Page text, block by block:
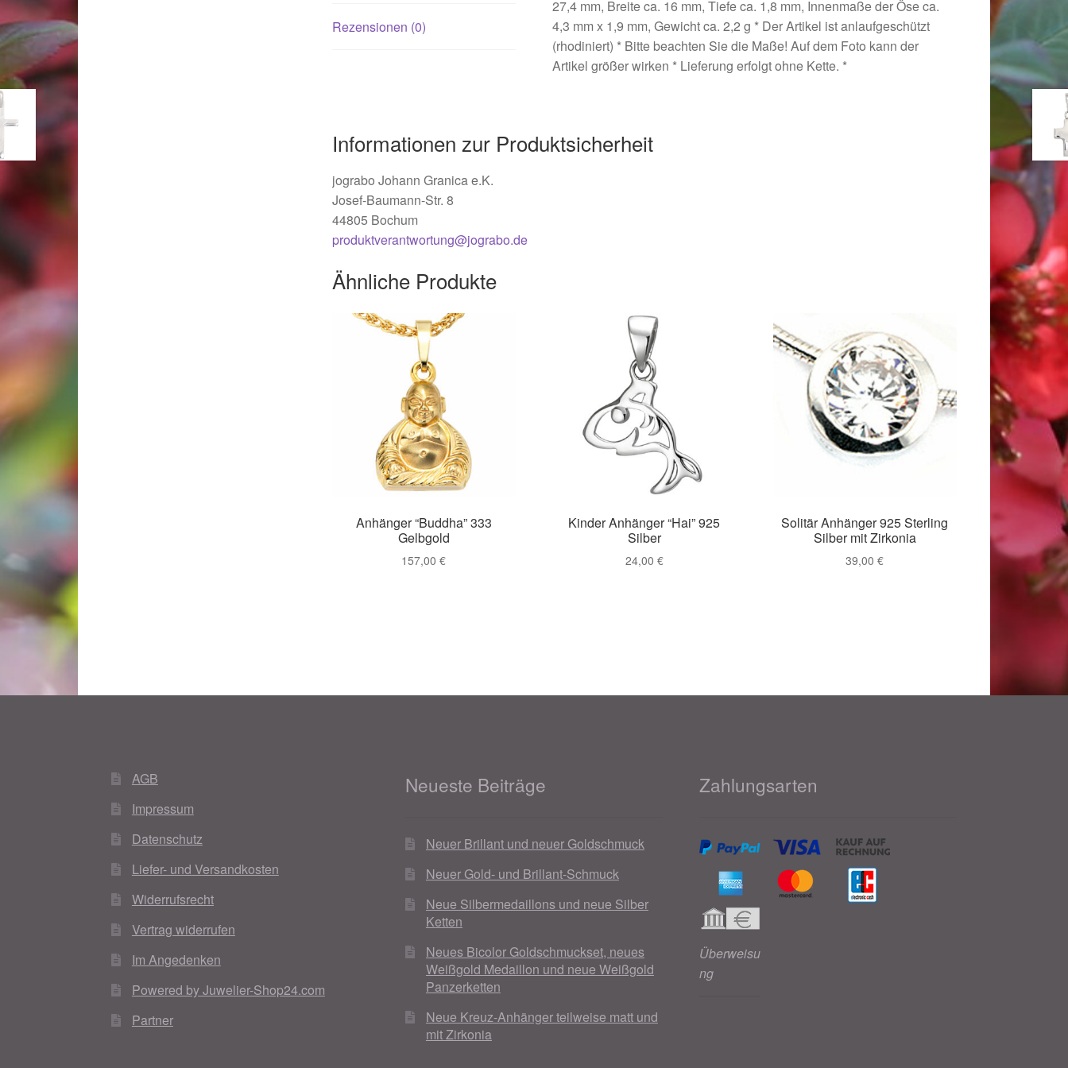
Rezensionen (0)
27,4 mm, Breite ca. 16 mm, Tiefe ca. 1,8 mm, Innenmaße der Öse ca.
4,3 mm x 1,9 mm, Gewicht ca. 2,2 g * Der Artikel ist anlaufgeschützt
(rhodiniert) * Bitte beachten Sie die Maße! Auf dem Foto kann der
Artikel größer wirken * Lieferung erfolgt ohne Kette. *
Informationen zur Produktsicherheit
jograbo Johann Granica e.K.
Josef-Baumann-Str. 8
44805 Bochum
produktverantwortung@jograbo.de
Ähnliche Produkte
Anhänger “Buddha” 333
Gelbgold
157,00€
Kinder Anhänger “Hai” 925
Silber
24,00 €
Solitär Anhänger 925 Sterling
Silber mit Zirkonia
39,00€
AGB
Impressum
Datenschutz
Liefer- und Versandkosten
Widerrufsrecht
Vertrag widerrufen
Im Angedenken
Powered by Juwelier-Shop24.com
Partner
Neueste Beiträge
Neuer Brillant und neuer Goldschmuck
Neuer Gold- und Brillant-Schmuck
Neue Silbermedaillons und neue Silber
Ketten
Neues Bicolor Goldschmuckset, neues
Weißgold Medaillon und neue Weißgold
Panzerketten
Neue Kreuz-Anhänger teilweise matt und
mit Zirkonia
Zahlungsarten
Überweisu
ng